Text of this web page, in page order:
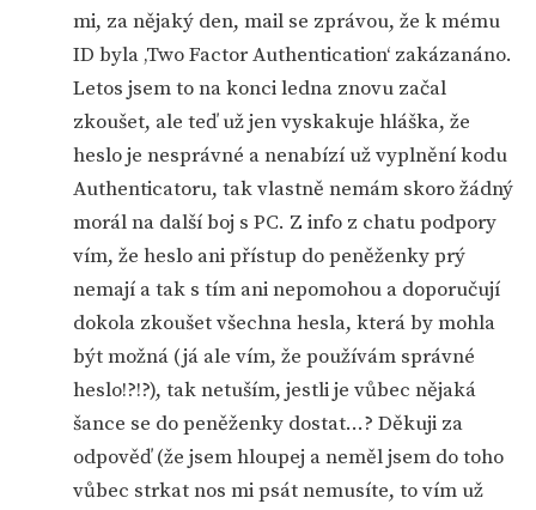
mi, za nějaký den, mail se zprávou, že k mému
ID byla ‚Two Factor Authentication‘ zakázanáno.
Letos jsem to na konci ledna znovu začal
zkoušet, ale teď už jen vyskakuje hláška, že
heslo je nesprávné a nenabízí už vyplnění kodu
Authenticatoru, tak vlastně nemám skoro žádný
morál na další boj s PC. Z info z chatu podpory
vím, že heslo ani přístup do peněženky prý
nemají a tak s tím ani nepomohou a doporučují
dokola zkoušet všechna hesla, která by mohla
být možná (já ale vím, že používám správné
heslo!?!?), tak netuším, jestli je vůbec nějaká
šance se do peněženky dostat…? Děkuji za
odpověď (že jsem hloupej a neměl jsem do toho
vůbec strkat nos mi psát nemusíte, to vím už